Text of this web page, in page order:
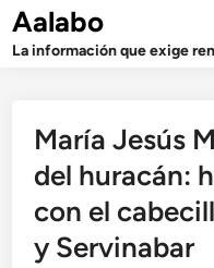
Saltar
contenido
Aalabo
La información que exige
María Jesús
del huracán:
con el
y Servinabar